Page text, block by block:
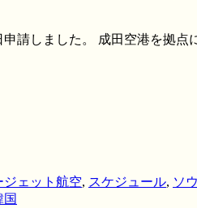
請しました。 成田空港を拠
ジェット航空, スケジュール, ソ
国